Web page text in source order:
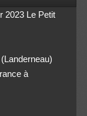
2023 Le Petit
à